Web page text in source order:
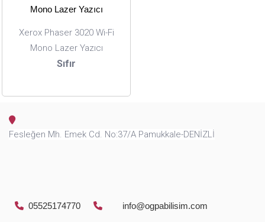
Xerox Phaser 3020 Wi-Fi
Mono Lazer Yazıcı
Sıfır
Fesleğen Mh. Emek Cd. No:37/A Pamukkale-DENİZLİ
05525174770 info@ogpabilisim.com